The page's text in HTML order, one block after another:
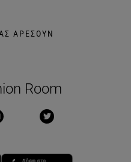
ΑΡΕΣΟΥΝ
Room